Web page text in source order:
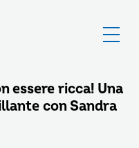
essere ricca! Una
con Sandra